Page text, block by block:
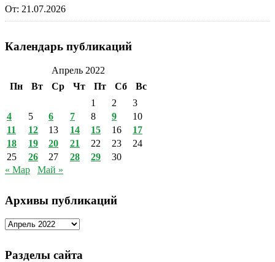
От: 21.07.2026
Календарь публикаций
Апрель 2022
Пн
Вт Ср Чт Пт Сб
Вс
1
2
3
4
5 6 7 8 9
10
11
12 13 14 15 16
17
18
19 20 21 22 23
24
25
26 27 28 29
30
« Мар
Май »
Архивы публикаций
Архивы
Разделы сайта